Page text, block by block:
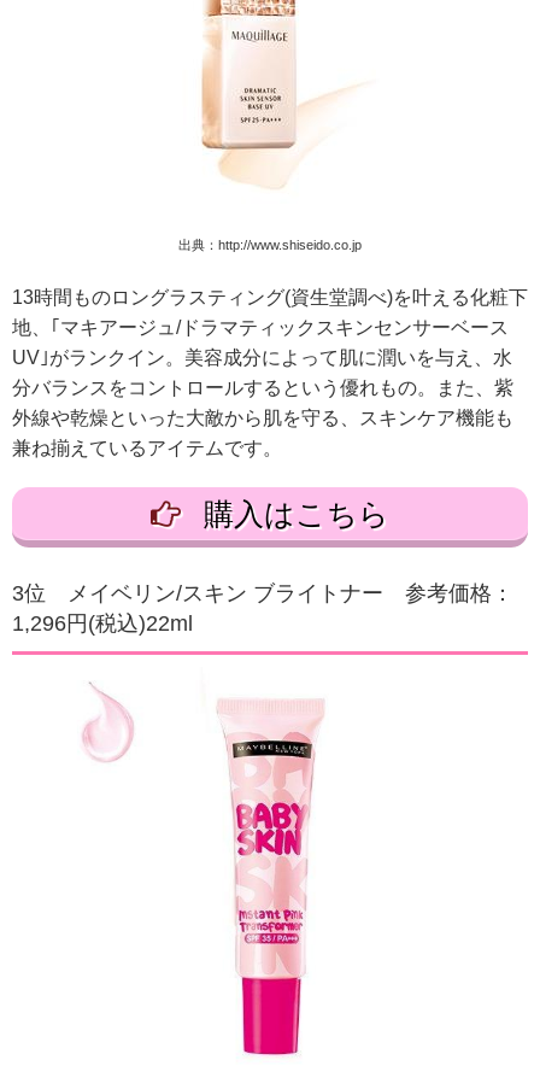
出典：http://www.shiseido.co.jp
13時間ものロングラスティング(資生堂調べ)を叶える化粧下
地、｢マキアージュ/ドラマティックスキンセンサーベース
UV｣がランクイン。美容成分によって肌に潤いを与え、水
分バランスをコントロールするという優れもの。また、紫
外線や乾燥といった大敵から肌を守る、スキンケア機能も
兼ね揃えているアイテムです。
購入はこちら
3位 メイベリン/スキン ブライトナー 参考価格：
1,296円(税込)22ml